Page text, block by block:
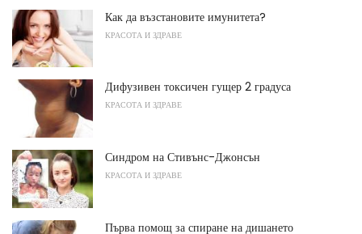
Как да възстановите имунитета?
КРАСОТА И ЗДРАВЕ
Дифузивен токсичен гущер 2 градуса
КРАСОТА И ЗДРАВЕ
Синдром на Стивънс-Джонсън
КРАСОТА И ЗДРАВЕ
Първа помощ за спиране на дишането